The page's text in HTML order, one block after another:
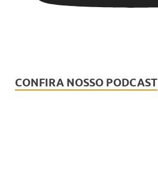
CONFIRA NOSSO PODCAST